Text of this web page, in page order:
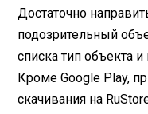
Достаточно
подозрительный
списка тип объекта
Кроме Google Play,
скачивания на